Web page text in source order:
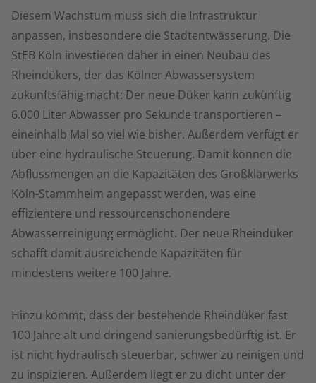
Diesem Wachstum muss sich die Infrastruktur
anpassen, insbesondere die Stadtentwässerung. Die
StEB Köln investieren daher in einen Neubau des
Rheindükers, der das Kölner Abwassersystem
zukunftsfähig macht: Der neue Düker kann zukünftig
6.000 Liter Abwasser pro Sekunde transportieren –
eineinhalb Mal so viel wie bisher. Außerdem verfügt er
über eine hydraulische Steuerung. Damit können die
Abflussmengen an die Kapazitäten des Großklärwerks
Köln-Stammheim angepasst werden, was eine
effizientere und ressourcenschonendere
Abwasserreinigung ermöglicht. Der neue Rheindüker
schafft damit ausreichende Kapazitäten für
mindestens weitere 100 Jahre.
Hinzu kommt, dass der bestehende Rheindüker fast
100 Jahre alt und dringend sanierungsbedürftig ist. Er
ist nicht hydraulisch steuerbar, schwer zu reinigen und
zu inspizieren. Außerdem liegt er zu dicht unter der